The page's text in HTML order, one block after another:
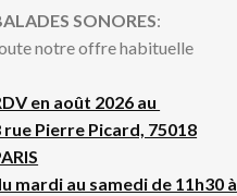
SONORES:
notre offre habituelle
en août 2026 au
rue Pierre Picard, 75018
mardi au samedi de 11h30 à